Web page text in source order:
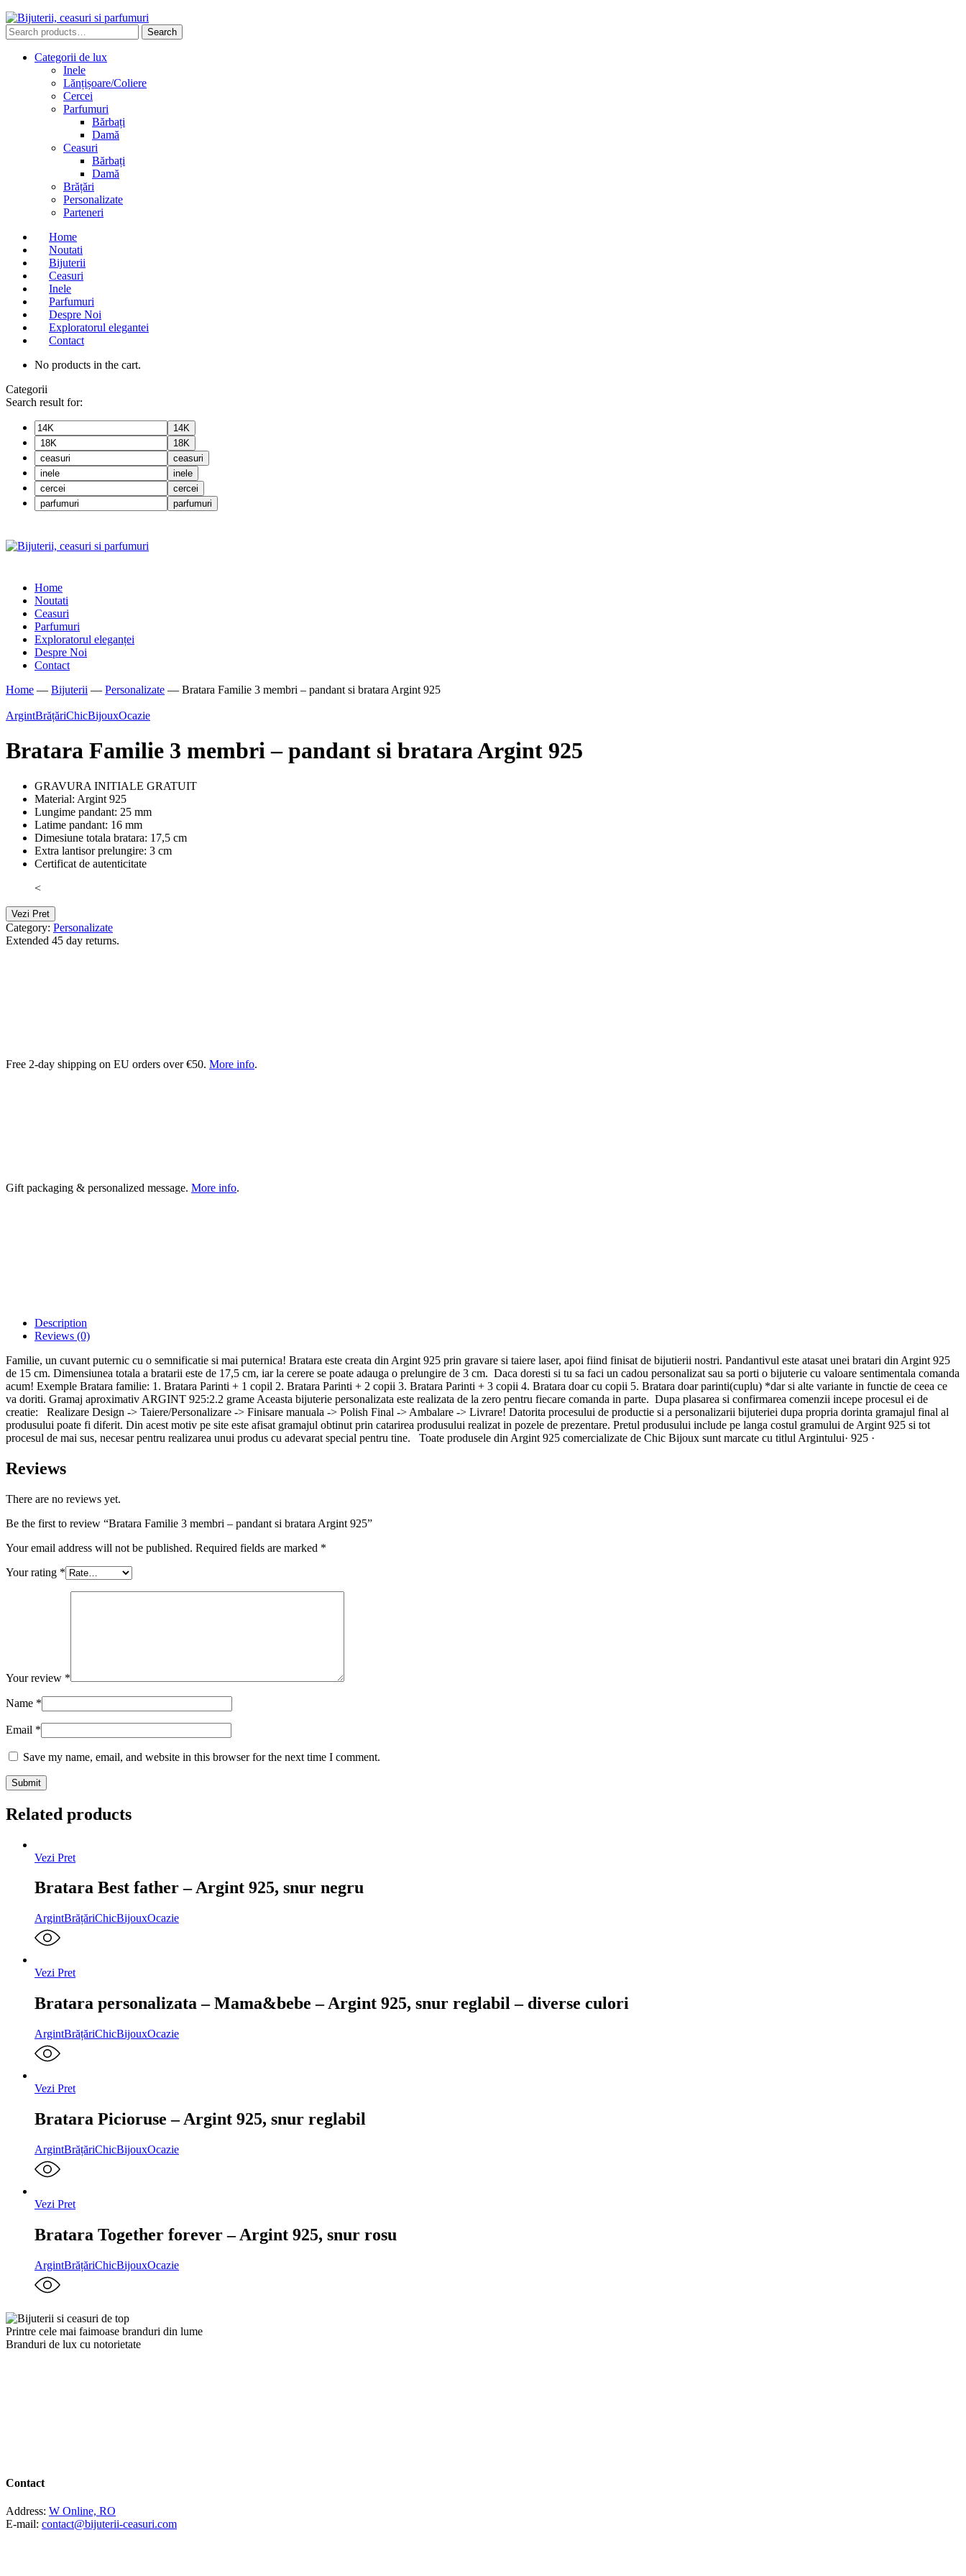
Search
for:
Search
Categorii de lux
Inele
Lănțișoare/Coliere
Cercei
Parfumuri
Bărbați
Damă
Ceasuri
Bărbați
Damă
Brățări
Personalizate
Parteneri
Home
Noutati
Bijuterii
Ceasuri
Inele
Parfumuri
Despre Noi
Exploratorul elegantei
Contact
No products in the cart.
Categorii
Search result for:
14K
18K
ceasuri
inele
cercei
parfumuri
Home
Noutati
Ceasuri
Parfumuri
Exploratorul eleganței
Despre Noi
Contact
Home — Bijuterii — Personalizate — Bratara Familie 3 membri – pandant si bratara Argint 925
ArgintBrățăriChicBijouxOcazie
Bratara Familie 3 membri – pandant si bratara Argint 925
GRAVURA INITIALE GRATUIT
Material: Argint 925
Lungime pandant: 25 mm
Latime pandant: 16 mm
Dimesiune totala bratara: 17,5 cm
Extra lantisor prelungire: 3 cm
Certificat de autenticitate
<
Vezi Pret
Category: Personalizate
Extended 45 day returns.
Free 2-day shipping on EU orders over €50. More info.
Gift packaging & personalized message. More info.
Description
Reviews (0)
Familie, un cuvant puternic cu o semnificatie si mai puternica! Bratara este creata din Argint 925 prin gravare si taiere laser, apoi fiind finisat de bijutierii nostri. Pandantivul este atasat unei bratari din Argint 925
de 15 cm. Dimensiunea totala a bratarii este de 17,5 cm, iar la cerere se poate adauga o prelungire de 3 cm. Daca doresti si tu sa faci un cadou personalizat sau sa porti o bijuterie cu valoare sentimentala comanda
acum! Exemple Bratara familie: 1. Bratara Parinti + 1 copil 2. Bratara Parinti + 2 copii 3. Bratara Parinti + 3 copii 4. Bratara doar cu copii 5. Bratara doar parinti(cuplu) *dar si alte variante in functie de ceea ce
va doriti. Gramaj aproximativ ARGINT 925:2.2 grame Aceasta bijuterie personalizata este realizata de la zero pentru fiecare comanda in parte. Dupa plasarea si confirmarea comenzii incepe procesul ei de
creatie: Realizare Design -> Taiere/Personalizare -> Finisare manuala -> Polish Final -> Ambalare -> Livrare! Datorita procesului de productie si a personalizarii bijuteriei dupa propria dorinta gramajul final al
produsului poate fi diferit. Din acest motiv pe site este afisat gramajul obtinut prin catarirea produsului realizat in pozele de prezentare. Pretul produsului include pe langa costul gramului de Argint 925 si tot
procesul de mai sus, necesar pentru realizarea unui produs cu adevarat special pentru tine. Toate produsele din Argint 925 comercializate de Chic Bijoux sunt marcate cu titlul Argintului· 925 ·
Reviews
There are no reviews yet.
Be the first to review “Bratara Familie 3 membri – pandant si bratara Argint 925”
Your email address will not be published. Required fields are marked *
Your rating *
Your review *
Name *
Email *
Save my name, email, and website in this browser for the next time I comment.
Related products
Vezi Pret
Bratara Best father – Argint 925, snur negru
ArgintBrățăriChicBijouxOcazie
Vezi Pret
Bratara personalizata – Mama&bebe – Argint 925, snur reglabil – diverse culori
ArgintBrățăriChicBijouxOcazie
Vezi Pret
Bratara Picioruse – Argint 925, snur reglabil
ArgintBrățăriChicBijouxOcazie
Vezi Pret
Bratara Together forever – Argint 925, snur rosu
ArgintBrățăriChicBijouxOcazie
Printre cele mai faimoase branduri din lume
Branduri de lux cu notorietate
Contact
Address: W Online, RO
E-mail: contact@bijuterii-ceasuri.com